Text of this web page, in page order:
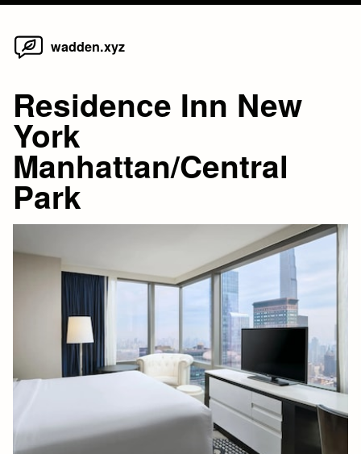
Skip
wadden.xyz
Residence Inn New
York
Manhattan/Central
Park